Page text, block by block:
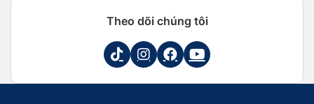
Theo dõi chúng tôi